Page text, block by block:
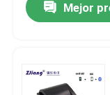
Control de
Mejor